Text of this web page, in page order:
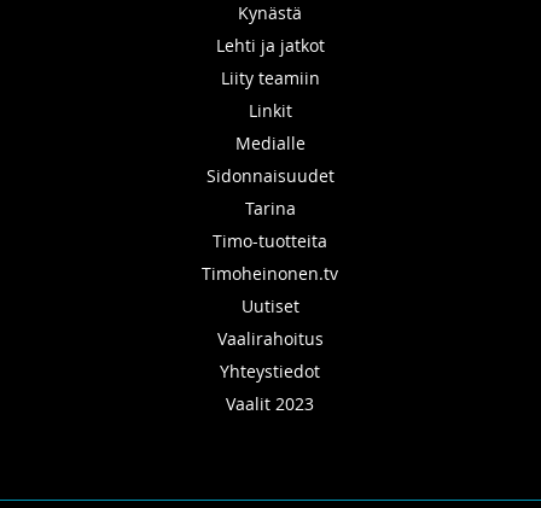
Kynästä
Lehti ja jatkot
Liity teamiin
Linkit
Medialle
Sidonnaisuudet
Tarina
Timo-tuotteita
Timoheinonen.tv
Uutiset
Vaalirahoitus
Yhteystiedot
Vaalit 2023